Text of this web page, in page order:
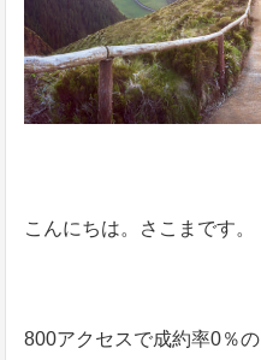
こんにちは。さこまです。
800アクセスで成約率0％の